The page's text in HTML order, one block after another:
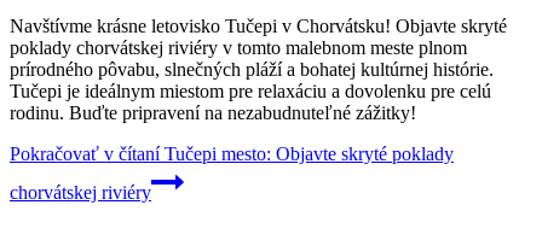
Navštívme krásne letovisko Tučepi v Chorvátsku! Objavte skryté
poklady chorvátskej riviéry v tomto malebnom meste plnom
prírodného pôvabu, slnečných pláží a bohatej kultúrnej histórie.
Tučepi je ideálnym miestom pre relaxáciu a dovolenku pre celú
rodinu. Buďte pripravení na nezabudnuteľné zážitky!
Pokračovať v čítaníTučepi mesto: Objavte skryté poklady
chorvátskej riviéry